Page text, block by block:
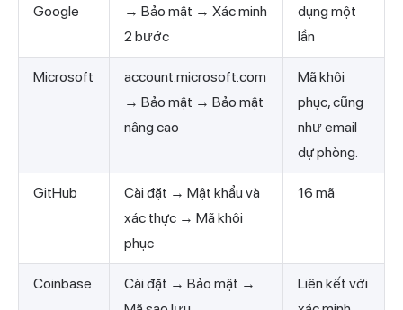
Google
→ Bảo mật → Xác minh
2 bước
dụng một
lần
Microsoft
account.microsoft.com
→ Bảo mật → Bảo mật
nâng cao
Mã khôi
phục, cũng
như email
dự phòng.
GitHub
Cài đặt → Mật khẩu và
xác thực → Mã khôi
phục
16 mã
Coinbase
Cài đặt → Bảo mật →
Liên kết với